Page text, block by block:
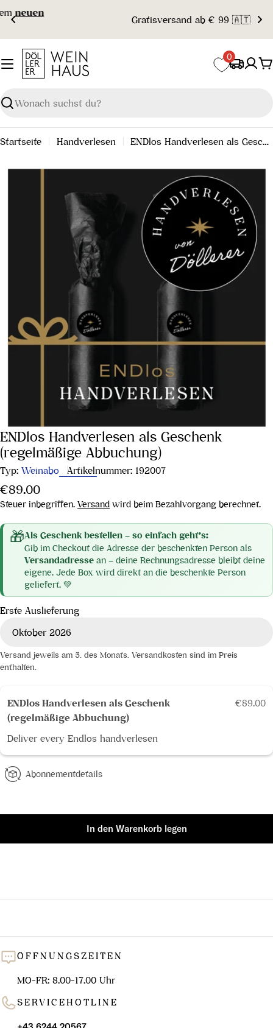
Inhalt
springen
Gratisversand ab € 99 🇦🇹
Suchen
0
Startseite Handverlesen ENDlos Handverlesen als Geschenk (regelmäßige Abbuchung)
ENDlos Handverlesen als Geschenk
(regelmäßige Abbuchung)
Typ: Weinabo Artikelnummer: 192007
Regulärer
Preis
€89.00
Steuer inbegriffen. Versand wird beim Bezahlvorgang berechnet.
🎁Als Geschenk bestellen – so einfach geht’s:
Gib im Checkout die Adresse der beschenkten Person als
Versandadresse an – deine Rechnungsadresse bleibt deine
eigene. Jede Box wird direkt an die beschenkte Person
geliefert. 💚
Erste Auslieferung
Versand jeweils am 5. des Monats. Versandkosten sind im Preis
enthalten.
ENDlos Handverlesen als Geschenk
(regelmäßige Abbuchung)
€89.00
Deliver every Endlos handverlesen
Abonnementdetails
In den Warenkorb legen
ÖFFNUNGSZEITEN
MO-FR: 8.00-17.00 Uhr
SERVICEHOTLINE